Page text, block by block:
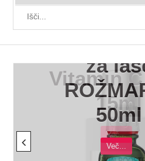
za
50ml
Več...